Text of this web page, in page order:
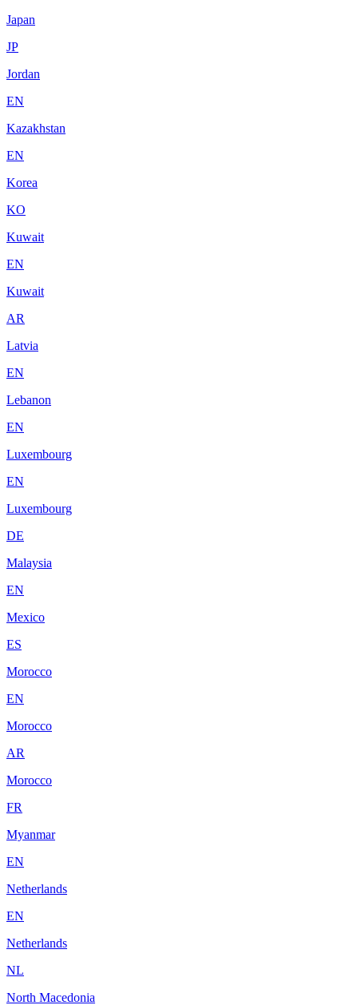
Japan
JP
Jordan
EN
Kazakhstan
EN
Korea
KO
Kuwait
EN
Kuwait
AR
Latvia
EN
Lebanon
EN
Luxembourg
EN
Luxembourg
DE
Malaysia
EN
Mexico
ES
Morocco
EN
Morocco
AR
Morocco
FR
Myanmar
EN
Netherlands
EN
Netherlands
NL
North Macedonia